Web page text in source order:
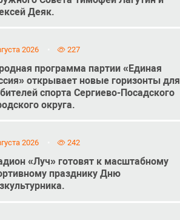
Деяк.
2026 227
программа партии «Единая
открывает новые горизонты для
спорта Сергиево-Посадского
округа.
2026 242
«Луч» готовят к масштабному
празднику Дню